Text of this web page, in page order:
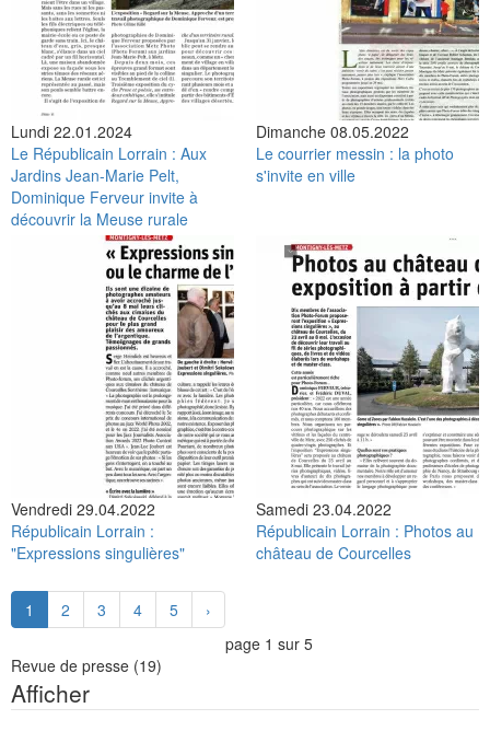
Lundi 22.01.2024
Le Républicain Lorrain : Aux
Jardins Jean-Marie Pelt,
Dominique Ferveur invite à
découvrir la Meuse rurale
Dimanche 08.05.2022
Le courrier messin : la photo
s'invite en ville
Vendredi 29.04.2022
Républicain Lorrain :
"Expressions singulières"
Samedi 23.04.2022
Républicain Lorrain : Photos au
château de Courcelles
1 2 3 4 5
›
page 1 sur 5
Revue de presse (19)
Afficher